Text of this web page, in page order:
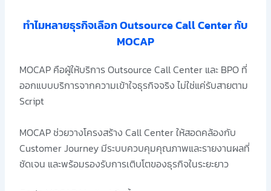
ทำไมหลายธุรกิจเลือก Outsource Call Center กับ
MOCAP
MOCAP คือผู้ให้บริการ Outsource Call Center และ BPO ที่
ออกแบบบริการจากความเข้าใจธุรกิจจริง ไม่ใช่แค่รับสายตาม
Script
MOCAP ช่วยวางโครงสร้าง Call Center ให้สอดคล้องกับ
Customer Journey มีระบบควบคุมคุณภาพและรายงานผลที่
ชัดเจน และพร้อมรองรับการเติบโตของธุรกิจในระยะยาว